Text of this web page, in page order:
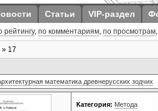
Статьи VIP-раздел
рейтингу, по комментариям, по просмотрам,
» 17
математика древнерусских зодчих
Категория: Метода